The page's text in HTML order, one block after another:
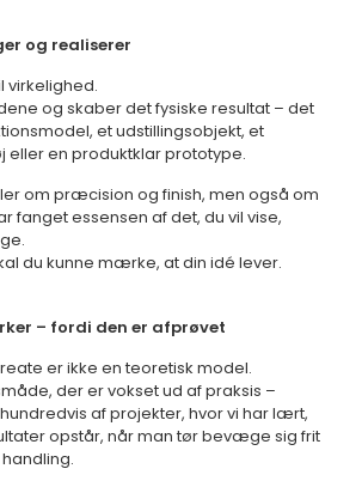
og realiserer
virkelighed.
og skaber det fysiske resultat – det
et udstillingsobjekt, et
en produktklar prototype.
om præcision og finish, men også om
fanget essensen af det, du vil vise,
du kunne mærke, at din idé lever.
– fordi den er afprøvet
er ikke en teoretisk model.
der er vokset ud af praksis –
af projekter, hvor vi har lært,
opstår, når man tør bevæge sig frit